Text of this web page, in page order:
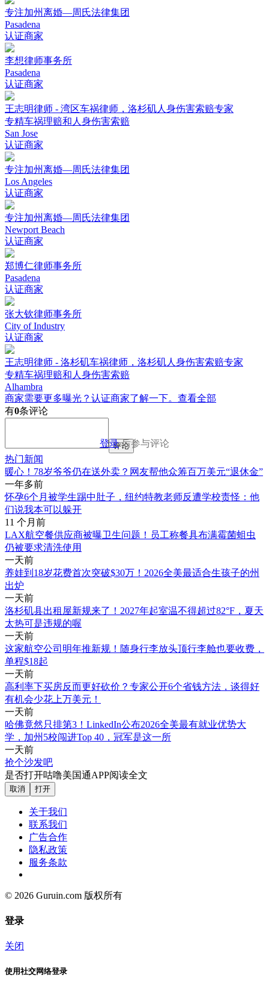
专注加州离婚—周氏法律集团
Pasadena
认证商家
李想律师事务所
Pasadena
认证商家
王志明律师 - 湾区车祸律师，洛杉矶人身伤害索赔专家
专精车祸理赔和人身伤害索赔
San Jose
认证商家
专注加州离婚—周氏法律集团
Los Angeles
认证商家
专注加州离婚—周氏法律集团
Newport Beach
认证商家
郑博仁律师事务所
Pasadena
认证商家
张大钦律师事务所
City of Industry
认证商家
王志明律师 - 洛杉矶车祸律师，洛杉矶人身伤害索赔专家
专精车祸理赔和人身伤害索赔
Alhambra
商家需要更多曝光？认证商家了解一下。 查看全部
有0条评论
登录后参与评论
评论
热门新闻
暖心！78岁爷爷仍在送外卖？网友帮他众筹百万美元“退休金”
一年多前
怀孕6个月被学生踢中肚子，纽约特教老师反遭学校责怪：他
们说我本可以躲开
11 个月前
LAX航空餐供应商被曝卫生问题！员工称餐具布满霉菌蛆虫
仍被要求清洗使用
一天前
养娃到18岁花费首次突破$30万！2026全美最适合生孩子的州
出炉
一天前
洛杉矶县出租屋新规来了！2027年起室温不得超过82°F，夏天
太热可是违规的喔
一天前
这家航空公司明年推新规！随身行李放头顶行李舱也要收费，
单程$18起
一天前
高利率下买房反而更好砍价？专家公开6个省钱方法，谈得好
有机会少花上万美元！
一天前
哈佛竟然只排第3！LinkedIn公布2026全美最有就业优势大
学，加州5校闯进Top 40，冠军是这一所
一天前
抢个沙发吧
是否打开咕噜美国通APP阅读全文
取消 打开
关于我们
联系我们
广告合作
隐私政策
服务条款
© 2026 Guruin.com 版权所有
登录
关闭
使用社交网络登录